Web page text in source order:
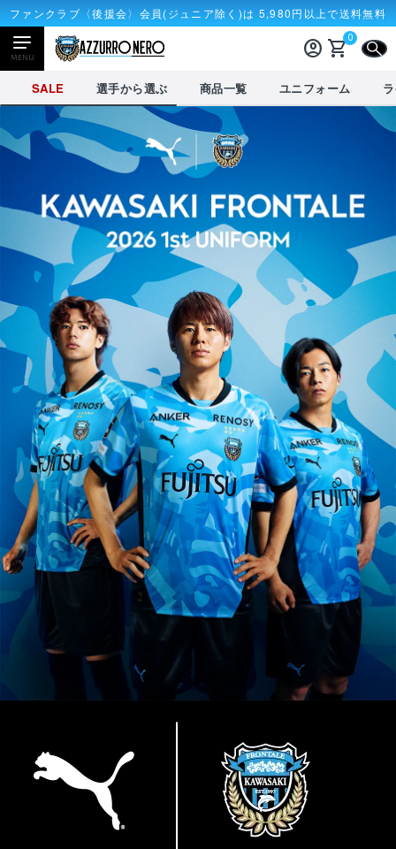
ファンクラブ〈後援会〉会員(ジュニア除く)は 5,980円以上で送料無料
MENU account_circle shopping_cart0
SALE 選手から選ぶ 商品一覧 ユニフォーム
CLOSE
NEWアイテム タオル・マフラー
receipt_long 購入履歴 account_circle
credit_card 決済情報 shopping_cart カー
選手から選ぶ
新着商品
ランキング
お気に入り
SALE
商品一覧
ユニフォーム
FP2nd
GK1st
LIMITEDユニフォーム
30周年記念アイテム
ライフスタイル
コラボレーション
バラエティ雑貨
アウトドア
アクセサリー
WEBショップ限定グッズ
キッズ
DVD・Bluray・書籍
SALE 選手から選ぶ
ユニフォーム ライフスタイル
バラエティ雑貨 WEBショップ限定グッズ